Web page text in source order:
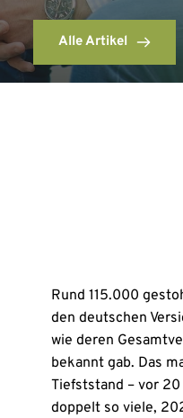
Alle Artikel
Rund 115.000
den deutschen
wie deren
bekannt gab. Das
Tiefststand – vor
doppelt so viele,